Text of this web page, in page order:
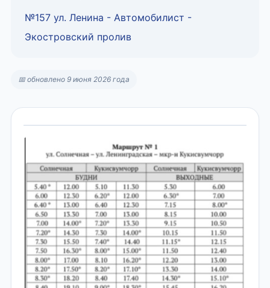
№157 ул. Ленина - Автомобилист -
Экостровский пролив
📅 обновлено 9 июня 2026 года